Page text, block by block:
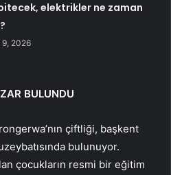
elektrikler ne zaman
9, 2026
BULUNDU
çiftliği, başkent
bulunuyor.
çocukların resmi bir eğitim